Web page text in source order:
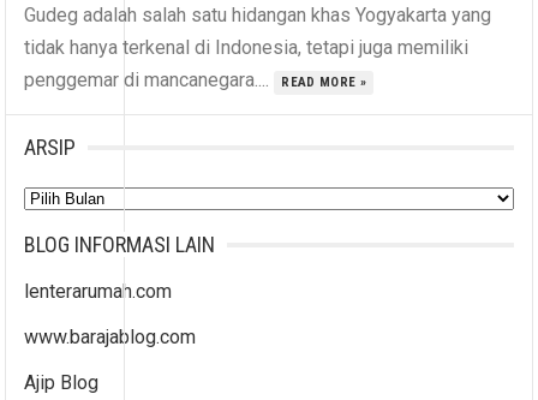
Gudeg adalah salah satu hidangan khas Yogyakarta yang
tidak hanya terkenal di Indonesia, tetapi juga memiliki
penggemar di mancanegara....
READ MORE »
ARSIP
Arsip
BLOG INFORMASI LAIN
lenterarumah.com
www.barajablog.com
Ajip Blog